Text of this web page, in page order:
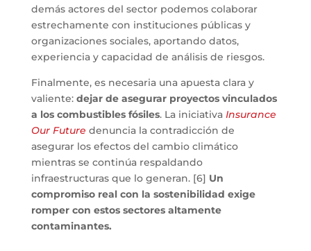
demás actores del sector podemos colaborar
estrechamente con instituciones públicas y
organizaciones sociales, aportando datos,
experiencia y capacidad de análisis de riesgos.
Finalmente, es necesaria una apuesta clara y
valiente: dejar de asegurar proyectos vinculados
a los combustibles fósiles. La iniciativa Insurance
Our Future denuncia la contradicción de
asegurar los efectos del cambio climático
mientras se continúa respaldando
infraestructuras que lo generan. [6] Un
compromiso real con la sostenibilidad exige
romper con estos sectores altamente
contaminantes.